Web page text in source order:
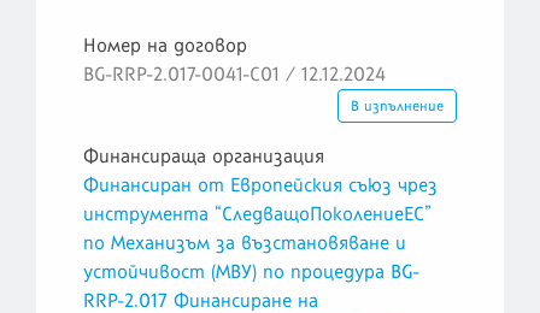
Номер на договор
BG-RRP-2.017-0041-C01 / 12.12.2024
В изпълнение
Финансираща организация
Финансиран от Европейския съюз чрез
инструмента “СледващоПоколениеЕС”
по Механизъм за възстановяване и
устойчивост (МВУ) по процедура BG-
RRP-2.017 Финансиране на